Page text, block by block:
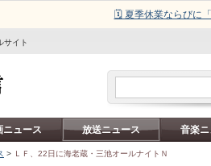
🗓️ 夏季休業ならびに
サイト
ニュース 放送ニュース 音楽
> ＬＦ、22日に海老蔵・三池オールナイトＮ